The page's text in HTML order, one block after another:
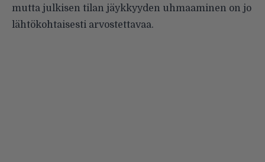
mutta julkisen tilan jäykkyyden uhmaaminen on jo
lähtökohtaisesti arvostettavaa.